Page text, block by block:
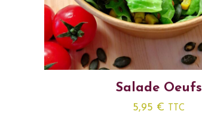
Salade Oeufs
5,95 € TTC